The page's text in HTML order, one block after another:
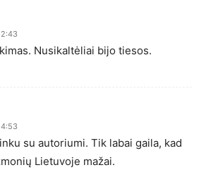
Nusikaltėliai bijo tiesos.
su autoriumi. Tik labai gaila, kad
Lietuvoje mažai.